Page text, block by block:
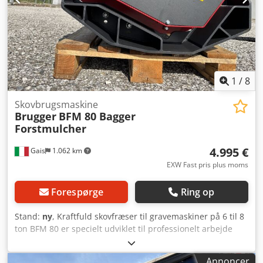
mm = 400 mm Diameter 200 mm Vægt 30 kg Samlet vægt
100 kg
Akodf Sgrskerf Jordboremaskiner, borekegler og andet
værktøj kan leveres mod et tillæg efter forespørgsel.
Hurtigskiftkoblinger MS 01 - MS03 - MS08 eller andre
adaptere kan også leveres mod et tillæg efter forespørgsel.
1 /8
Gais 1.062 km
Skovbrugsmaskine
Brugger BFM 80 Bagger
Forstmulcher
4.995 €
EXW Fast pris plus moms
Forespørge Ring op
Stand: ny, Kraftfuld skovfræser til gravemaskiner på 6 til 8
ton BFM 80 er specielt udviklet til professionelt arbejde
inden for skovbrug, have- og anlægsarbejde samt ved
rydnings- og vedligeholdelsesopgaver. Med en